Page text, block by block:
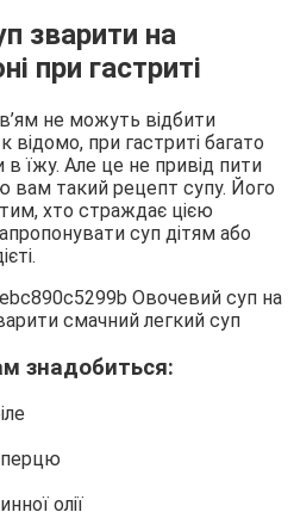
зварити на
при гастриті
не можуть відбити
при гастриті багато
їжу. Але це не привід пити
вам такий рецепт супу. Його
хто страждає цією
суп дітям або
знадобиться:
перцю
олії